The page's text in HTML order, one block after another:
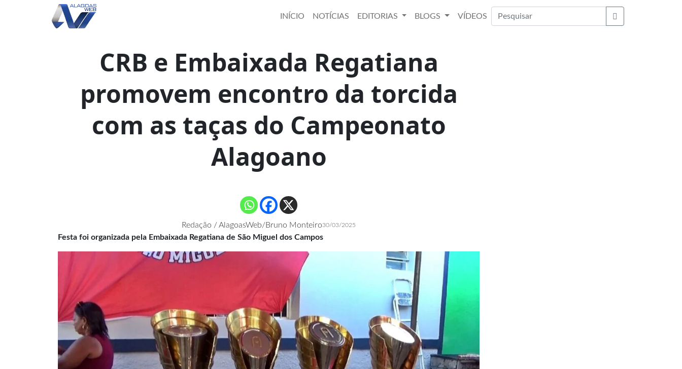
INÍCIO NOTÍCIAS EDITORIAS BLOGS
VÍDEOS
Buscar
CRB e Embaixada Regatiana
promovem encontro da torcida
com as taças do Campeonato
Alagoano
Redação / AlagoasWeb/Bruno Monteiro30/03/2025
Festa foi organizada pela Embaixada Regatiana de São Miguel dos Campos